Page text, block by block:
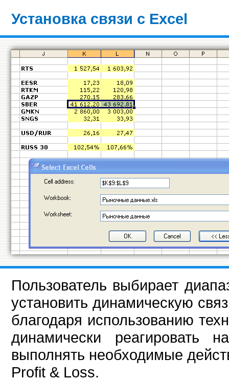
Установка связи с Excel
Пользователь выбирает
установить динамическую
благодаря использованию
динамически
выполнять необходимые
Profit & Loss.